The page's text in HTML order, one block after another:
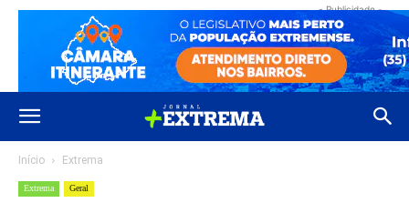
- Publicidade -
Início Extrema
Extrema Geral